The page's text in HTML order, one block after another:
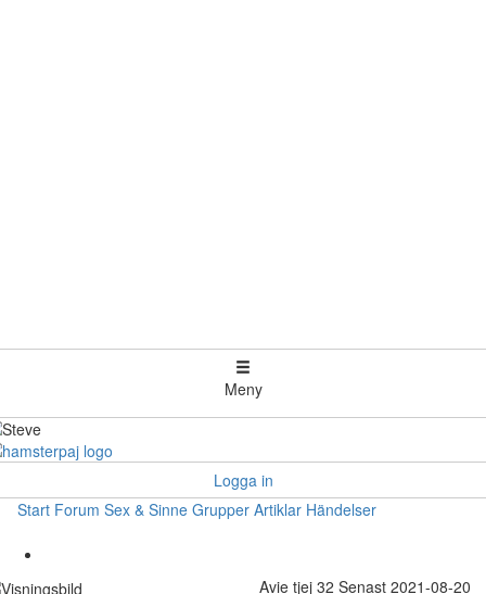
Meny
Logga in
Start Forum Sex & Sinne Grupper Artiklar Händelser
Avie tjej 32 Senast 2021-08-20